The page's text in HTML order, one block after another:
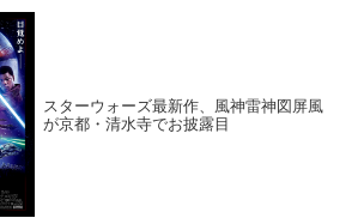
スターウォーズ最新作、風神雷神図屏風
が京都・清水寺でお披露目